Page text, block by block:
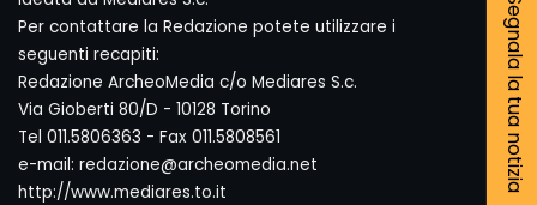
Segnala la tua notizia
Per contattare la Redazione potete utilizzare i
seguenti recapiti:
Redazione ArcheoMedia c/o Mediares S.c.
Via Gioberti 80/D - 10128 Torino
Tel 011.5806363 - Fax 011.5808561
e-mail: redazione@archeomedia.net
http://www.mediares.to.it